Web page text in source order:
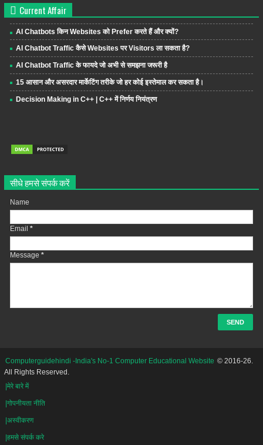
Current Affair
AI Chatbots किन Websites को Prefer करते हैं और क्यों?
AI Chatbot Traffic कैसे Websites पर Visitors ला सकता है?
AI Chatbot Traffic के फायदे जो अभी से समझना जरूरी है
15 आसान और असरदार मार्केटिंग तरीके जो हर कोई इस्तेमाल कर सकता है।
Decision Making in C++ | C++ में निर्णय नियंत्रण
सीधे हमसे संपर्क करें
Name
Email *
Message *
Computerguidehindi -India's No-1 Computer Educational Website © 2016-26.
All Rights Reserved.
|मेरे बारे में
|गोपनीयता नीति
|अस्वीकरण
|हमसे संपर्क करे